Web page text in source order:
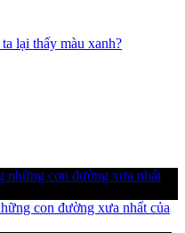
lại thấy màu xanh?
con đường xưa nhất của